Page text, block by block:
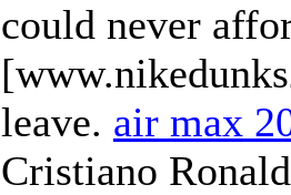
could never
leave. air max
Cristiano